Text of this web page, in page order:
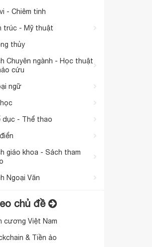
- Chiêm tinh
trúc - Mỹ thuật
thủy
Chuyên ngành - Học thuật
cứu
ngữ
dục - Thể thao
giáo khoa - Sách tham
Ngoại Văn
chủ đề
cương Việt Nam
& Tiền ảo